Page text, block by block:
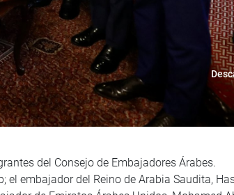
del Consejo de Embajadores Árabes.
el embajador del Reino de Arabia Saudita,